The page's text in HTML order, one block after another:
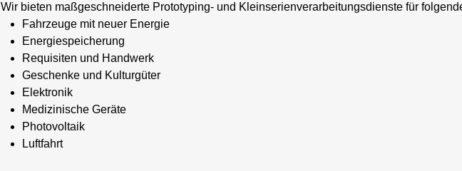
Wir bieten maßgeschneiderte Prototyping- und Kleinserienverarbeitungsdienste für
Fahrzeuge mit neuer Energie
Energiespeicherung
Requisiten und Handwerk
Geschenke und Kulturgüter
Elektronik
Medizinische Geräte
Photovoltaik
Luftfahrt